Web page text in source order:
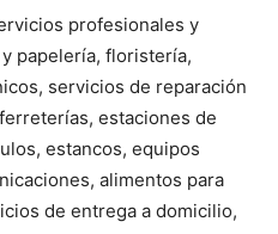
profesionales y
papelería, floristería,
servicios de reparación
estaciones de
estancos, equipos
alimentos para
de entrega a domicilio,